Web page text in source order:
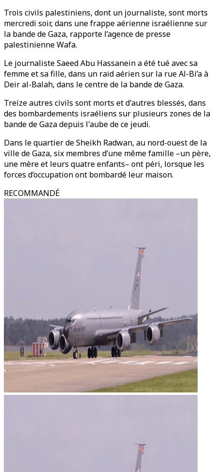
Trois civils palestiniens, dont un journaliste, sont morts
mercredi soir, dans une frappe aérienne israélienne sur
la bande de Gaza, rapporte l’agence de presse
palestinienne Wafa.
Le journaliste Saeed Abu Hassanein a été tué avec sa
femme et sa fille, dans un raid aérien sur la rue Al-Bi’a à
Deir al-Balah, dans le centre de la bande de Gaza.
Treize autres civils sont morts et d'autres blessés, dans
des bombardements israéliens sur plusieurs zones de la
bande de Gaza depuis l'aube de ce jeudi.
Dans le quartier de Sheikh Radwan, au nord-ouest de la
ville de Gaza, six membres d’une même famille –un père,
une mère et leurs quatre enfants– ont péri, lorsque les
forces d’occupation ont bombardé leur maison.
RECOMMANDÉ